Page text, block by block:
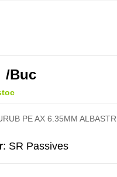
/Buc
PE AX 6.35MM
: SR Passives